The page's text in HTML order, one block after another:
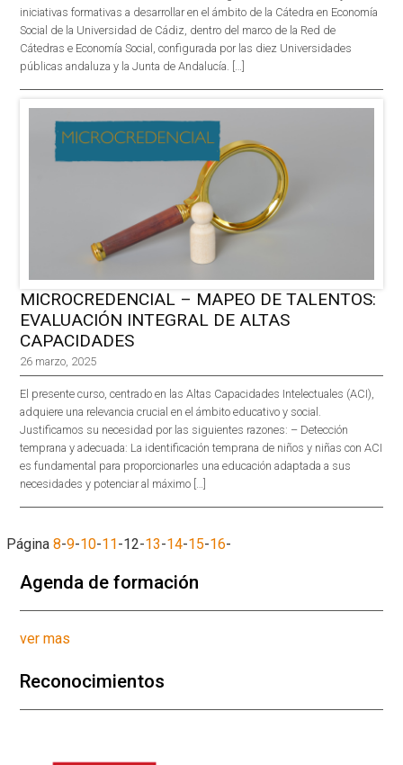
iniciativas formativas a desarrollar en el ámbito de la Cátedra en Economía
Social de la Universidad de Cádiz, dentro del marco de la Red de
Cátedras e Economía Social, configurada por las diez Universidades
públicas andaluza y la Junta de Andalucía. […]
MICROCREDENCIAL – MAPEO DE TALENTOS:
EVALUACIÓN INTEGRAL DE ALTAS
CAPACIDADES
26 marzo, 2025
El presente curso, centrado en las Altas Capacidades Intelectuales (ACI),
adquiere una relevancia crucial en el ámbito educativo y social.
Justificamos su necesidad por las siguientes razones: – Detección
temprana y adecuada: La identificación temprana de niños y niñas con ACI
es fundamental para proporcionarles una educación adaptada a sus
necesidades y potenciar al máximo […]
Página8-9-10-11 -12-13-14-15-16-
Agenda de formación
ver mas
Reconocimientos